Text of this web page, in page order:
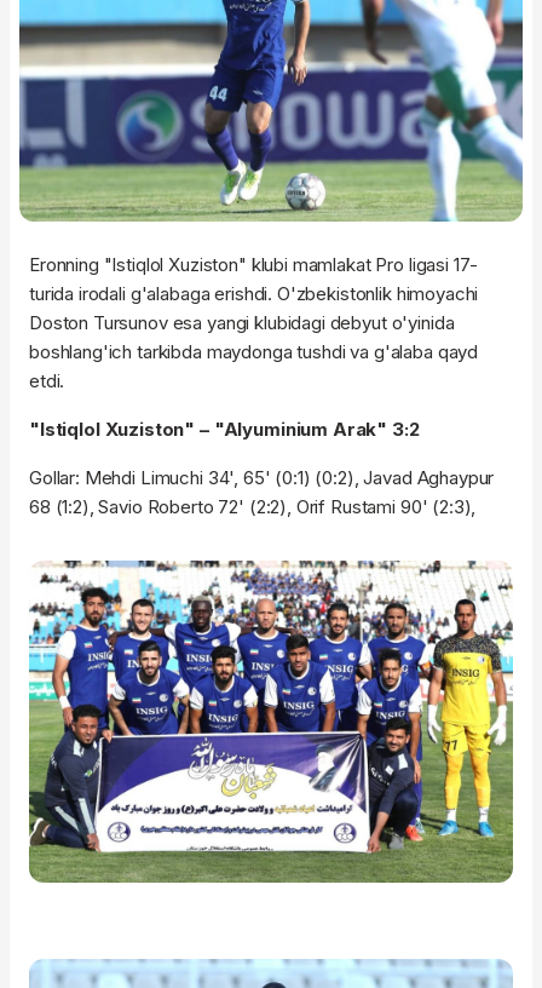
Eronning "Istiqlol Xuziston" klubi mamlakat Pro ligasi 17-
turida irodali g'alabaga erishdi. O'zbekistonlik himoyachi
Doston Tursunov esa yangi klubidagi debyut o'yinida
boshlang'ich tarkibda maydonga tushdi va g'alaba qayd
etdi.
"Istiqlol Xuziston" – "Alyuminium Arak" 3:2
Gollar: Mehdi Limuchi 34', 65' (0:1) (0:2), Javad Aghaypur
68 (1:2), Savio Roberto 72' (2:2), Orif Rustami 90' (2:3),